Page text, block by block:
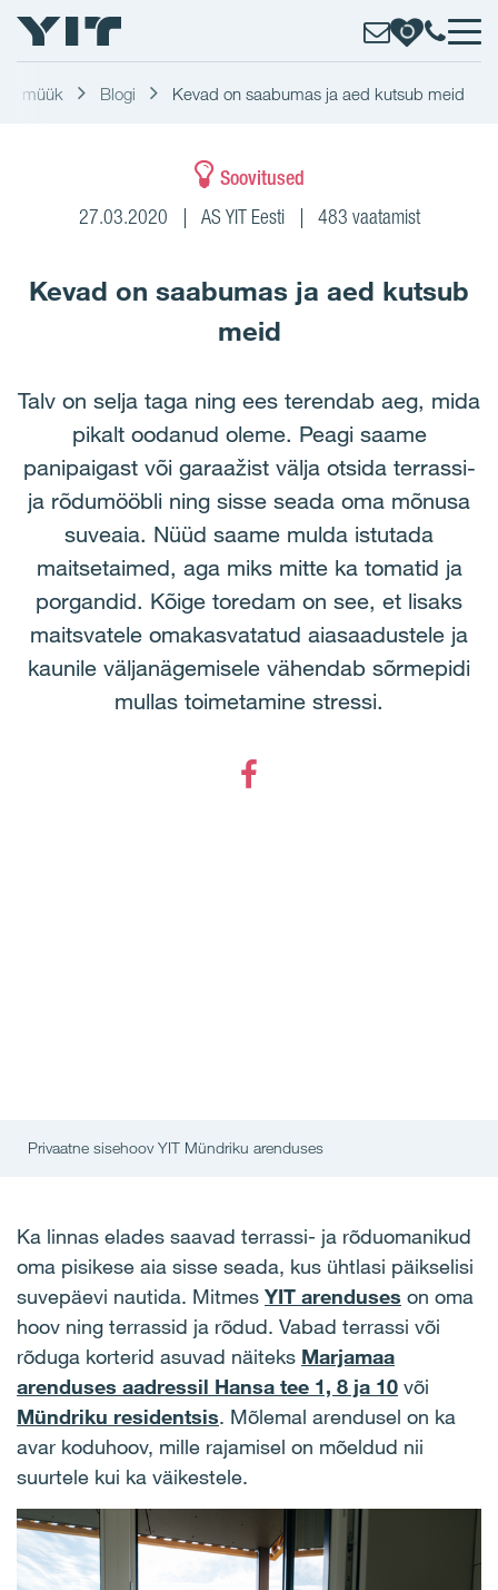
müük Blogi Kevad on saabumas ja aed kutsub meid
Soovitused
27.03.2020 AS YIT Eesti 483 vaatamist
Kevad on saabumas ja aed kutsub
meid
Talv on selja taga ning ees terendab aeg, mida
pikalt oodanud oleme. Peagi saame
panipaigast või garaažist välja otsida terrassi-
ja rõdumööbli ning sisse seada oma mõnusa
suveaia. Nüüd saame mulda istutada
maitsetaimed, aga miks mitte ka tomatid ja
porgandid. Kõige toredam on see, et lisaks
maitsvatele omakasvatatud aiasaadustele ja
kaunile väljanägemisele vähendab sõrmepidi
mullas toimetamine stressi.
Privaatne sisehoov YIT Mündriku arenduses
Ka linnas elades saavad terrassi- ja rõduomanikud
oma pisikese aia sisse seada, kus ühtlasi päikselisi
suvepäevi nautida. Mitmes YIT arenduses on oma
hoov ning terrassid ja rõdud. Vabad terrassi või
rõduga korterid asuvad näiteks Marjamaa
arenduses aadressil Hansa tee 1, 8 ja 10 või
Mündriku residentsis. Mõlemal arendusel on ka
avar koduhoov, mille rajamisel on mõeldud nii
suurtele kui ka väikestele.